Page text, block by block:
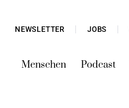
NEWSLETTER JOBS
Menschen Podcast